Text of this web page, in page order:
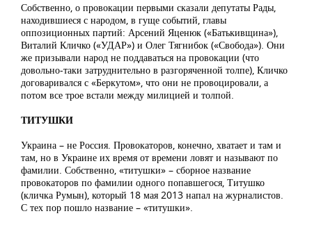
Собственно, о провокации первыми сказали депутаты Рады,
находившиеся с народом, в гуще событий, главы
оппозиционных партий: Арсений Яценюк («Батькивщина»),
Виталий Кличко («УДАР») и Олег Тягнибок («Свобода»). Они
же призывали народ не поддаваться на провокации (что
довольно-таки затруднительно в разгоряченной толпе), Кличко
договаривался с «Беркутом», что они не провоцировали, а
потом все трое встали между милицией и толпой.
ТИТУШКИ
Украина – не Россия. Провокаторов, конечно, хватает и там и
там, но в Украине их время от времени ловят и называют по
фамилии. Собственно, «титушки» – сборное название
провокаторов по фамилии одного попавшегося, Титушко
(кличка Румын), который 18 мая 2013 напал на журналистов.
С тех пор пошло название – «титушки».